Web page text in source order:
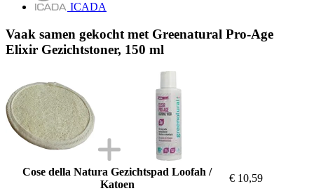
ICADA
Vaak samen gekocht met Greenatural Pro-Age
Elixir Gezichtstoner, 150 ml
Cose della Natura Gezichtspad Loofah /
Katoen
€ 10,59